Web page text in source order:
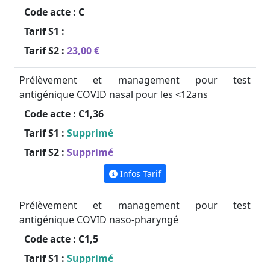
Code acte : C
Tarif S1 :
Tarif S2 : 23,00 €
Prélèvement et management pour test
antigénique COVID nasal pour les <12ans
Code acte : C1,36
Tarif S1 : Supprimé
Tarif S2 : Supprimé
Infos Tarif
Prélèvement et management pour test
antigénique COVID naso-pharyngé
Code acte : C1,5
Tarif S1 : Supprimé